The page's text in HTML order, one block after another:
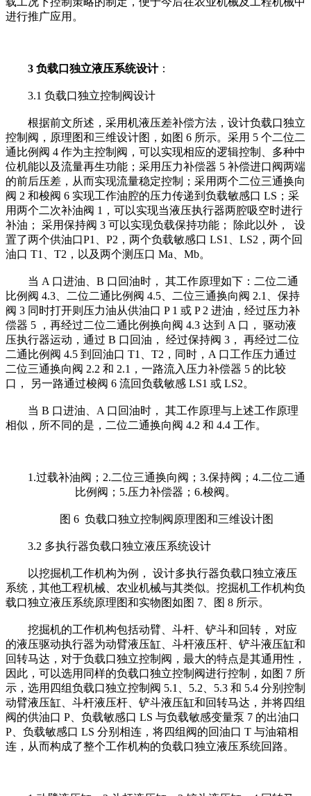
进行推广应用。
3 负载口独立液压系统设计：
3.1 负载口独立控制阀设计
根据前文所述，采用机液压差补偿方法，设计负载口独立
控制阀，原理图和三维设计图，如图 6 所示。采用 5 个二位二
通比例阀 4 作为主控制阀，可以实现相应的逻辑控制、多种中
位机能以及流量再生功能；采用压力补偿器 5 补偿进口阀两端
的前后压差，从而实现流量稳定控制；采用两个二位三通换向
阀 2 和梭阀 6 实现工作油腔的压力传递到负载敏感口 LS；采
用两个二次补油阀 1，可以实现当液压执行器两腔吸空时进行
补油； 采用保持阀 3 可以实现负载保持功能； 除此以外， 设
置了两个供油口P1、P2，两个负载敏感口 LS1、LS2，两个回
油口 T1、T2，以及两个测压口 Ma、Mb。
当 A 口进油、B 口回油时， 其工作原理如下：二位二通
比例阀 4.3、二位二通比例阀 4.5、二位三通换向阀 2.1、保持
阀 3 同时打开则压力油从供油口 P 1 或 P 2 进油，经过压力补
偿器 5 ，再经过二位二通比例换向阀 4.3 达到 A 口， 驱动液
压执行器运动，通过 B 口回油， 经过保持阀 3， 再经过二位
二通比例阀 4.5 到回油口 T1、T2，同时，A 口工作压力通过
二位三通换向阀 2.2 和 2.1，一路流入压力补偿器 5 的比较
口， 另一路通过梭阀 6 流回负载敏感 LS1 或 LS2。
当 B 口进油、A 口回油时， 其工作原理与上述工作原理
相似，所不同的是，二位二通换向阀 4.2 和 4.4 工作。
1.过载补油阀；2.二位三通换向阀；3.保持阀；4.二位二通
比例阀；5.压力补偿器；6.梭阀。
图 6 负载口独立控制阀原理图和三维设计图
3.2 多执行器负载口独立液压系统设计
以挖掘机工作机构为例， 设计多执行器负载口独立液压
系统，其他工程机械、农业机械与其类似。挖掘机工作机构负
载口独立液压系统原理图和实物图如图 7、图 8 所示。
挖掘机的工作机构包括动臂、斗杆、铲斗和回转， 对应
的液压驱动执行器为动臂液压缸、斗杆液压杆、铲斗液压缸和
回转马达，对于负载口独立控制阀，最大的特点是其通用性，
因此，可以选用同样的负载口独立控制阀进行控制，如图 7 所
示，选用四组负载口独立控制阀 5.1、5.2、5.3 和 5.4 分别控制
动臂液压缸、斗杆液压杆、铲斗液压缸和回转马达，并将四组
阀的供油口 P、负载敏感口 LS 与负载敏感变量泵 7 的出油口
P、负载敏感口 LS 分别相连，将四组阀的回油口 T 与油箱相
连，从而构成了整个工作机构的负载口独立液压系统回路。